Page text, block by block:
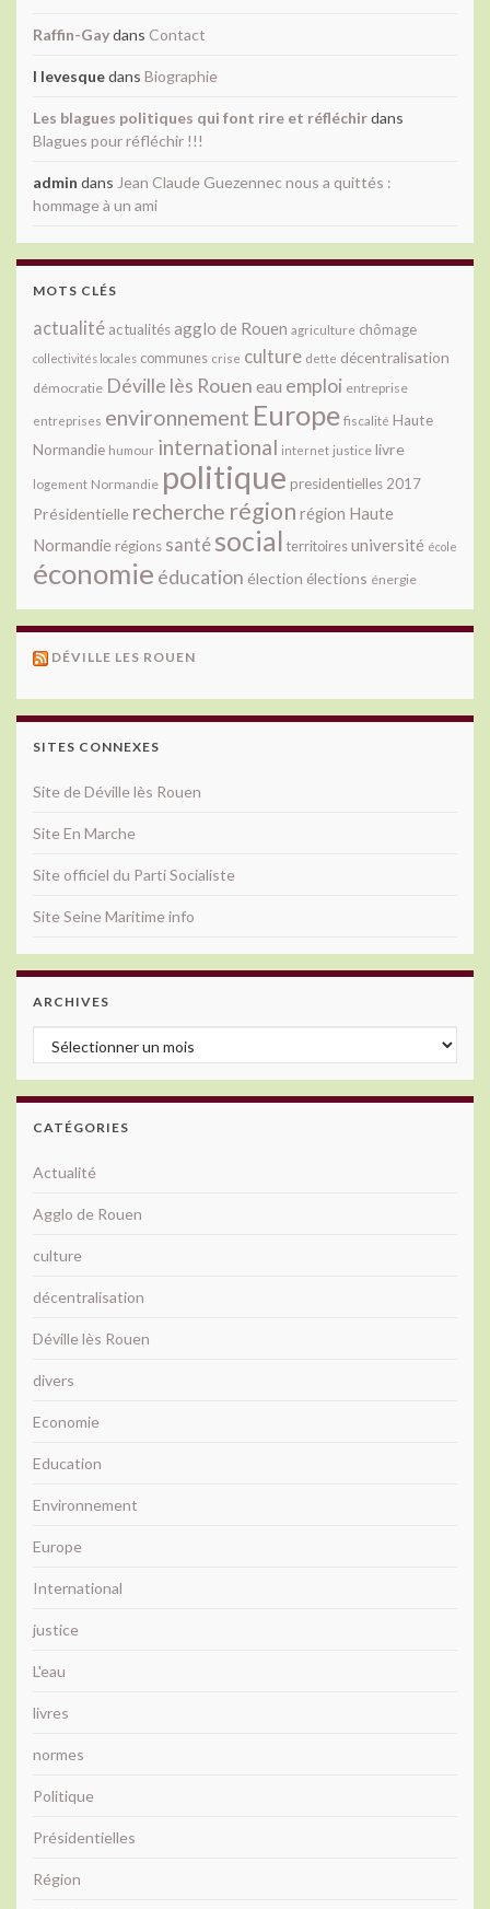
Raffin-Gaydans Contact
l levesquedans Biographie
Les blagues politiques qui font rire et réfléchirdans
Blagues pour réfléchir !!!
admin dans Jean Claude Guezennec nous a quittés :
hommage à un ami
MOTS CLÉS
actualité actualitésagglo de Rouen agriculture chômage
collectivités locales communes crise culture dette décentralisation
démocratie Déville lès Rouen eau emploi entreprise
entreprises environnement Europe fiscalité Haute
Normandie humour international internet justice livre
logement Normandie politique presidentielles 2017
Présidentielle recherche région région Haute
Normandie régions santésocial territoiresuniversité école
économie éducation élection élections énergie
DÉVILLE LES ROUEN
SITES CONNEXES
Site de Déville lès Rouen
Site En Marche
Site officiel du Parti Socialiste
Site Seine Maritime info
ARCHIVES
Archives
CATÉGORIES
Actualité
Agglo de Rouen
culture
décentralisation
Déville lès Rouen
divers
Economie
Education
Environnement
Europe
International
justice
L'eau
livres
normes
Politique
Présidentielles
Région